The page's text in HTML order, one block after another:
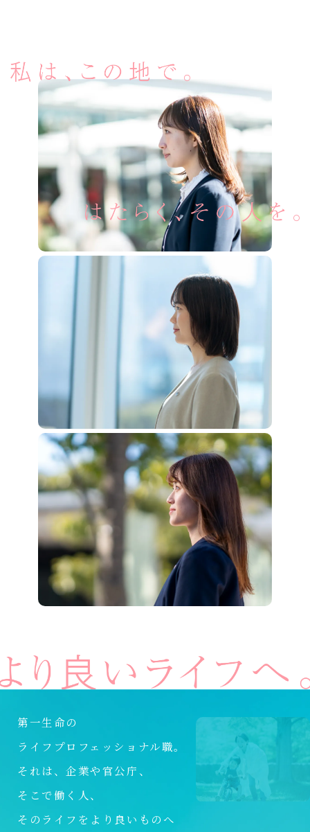
第一生命の
ライフプロフェッショナル職。
それは、企業や官公庁、
そこで働く人、
そのライフをより良いものへ